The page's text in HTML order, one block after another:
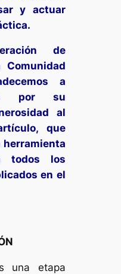
y actuar
de
a
por su
al
que
herramienta
todos los
en el
una etapa